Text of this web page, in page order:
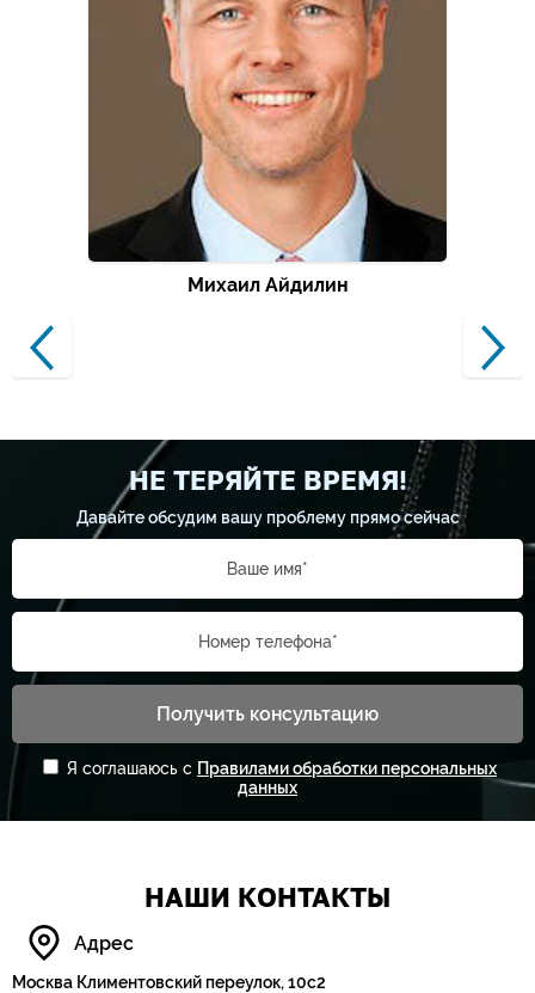
Михаил Айдилин
НЕ ТЕРЯЙТЕ ВРЕМЯ!
Давайте обсудим вашу проблему прямо сейчас
Ваше имя*
Номер телефона*
Получить консультацию
Я соглашаюсь с Правилами обработки персональных
данных
НАШИ КОНТАКТЫ
Адрес
Москва Климентовский переулок, 10с2